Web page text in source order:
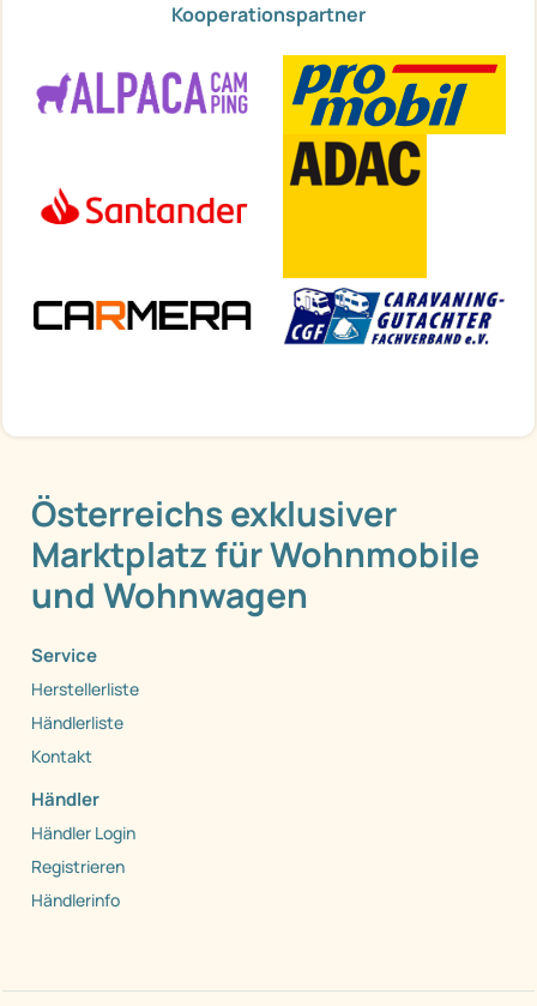
Kooperationspartner
Österreichs exklusiver
Marktplatz für Wohnmobile
und Wohnwagen
Service
Herstellerliste
Händlerliste
Kontakt
Händler
Händler Login
Registrieren
Händlerinfo